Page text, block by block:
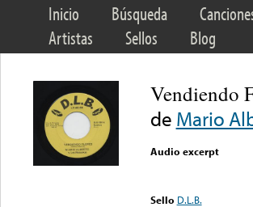
Inicio Búsqueda
Artistas
Sellos Blog
Vendiendo
de Mario
Audio excerpt
Sello D.L.B.